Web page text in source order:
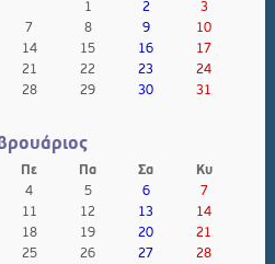
1
2
3
7 8 9
10
14 15 16
17
21 22 23
24
28 29 30 31
Πε Πα Σα
Κυ
4 5 6
7
11 12 13
14
18 19 20
21
25 26 27 28